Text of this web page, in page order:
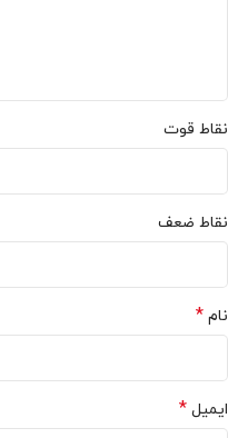
نقاط قوت
نقاط ضعف
نام *
ایمیل *